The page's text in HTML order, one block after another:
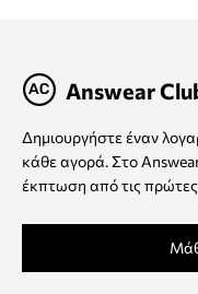
Answear
Δημιουργήστε έναν
κάθε αγορά. Στο
έκπτωση από τις πρώτες